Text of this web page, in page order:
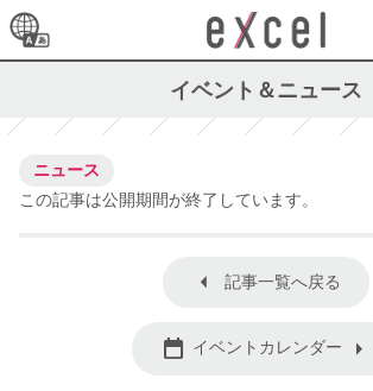
イベント＆ニュース
ニュース
この記事は公開期間が終了しています。
記事一覧へ戻る
イベントカレンダー